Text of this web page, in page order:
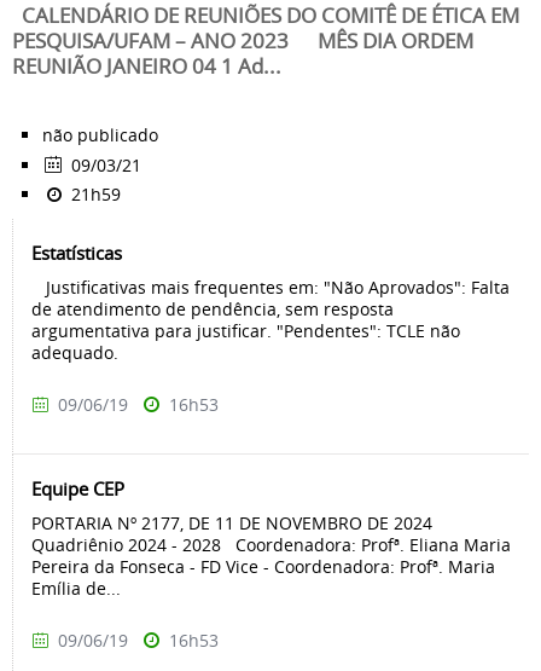
CALENDÁRIO DE REUNIÕES DO COMITÊ DE ÉTICA EM
PESQUISA/UFAM – ANO 2023 MÊS DIA ORDEM
REUNIÃO JANEIRO 04 1 Ad...
não publicado
09/03/21
21h59
Estatísticas
Justificativas mais frequentes em: "Não Aprovados": Falta
de atendimento de pendência, sem resposta
argumentativa para justificar. "Pendentes": TCLE não
adequado.
09/06/19 16h53
Equipe CEP
PORTARIA Nº 2177, DE 11 DE NOVEMBRO DE 2024
Quadriênio 2024 - 2028 Coordenadora: Profª. Eliana Maria
Pereira da Fonseca - FD Vice - Coordenadora: Profª. Maria
Emília de...
09/06/19 16h53